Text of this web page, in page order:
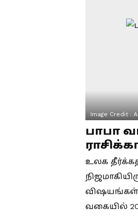
Image Credit :
பாபா
உலக
விஷயங்கள்
வகையில்